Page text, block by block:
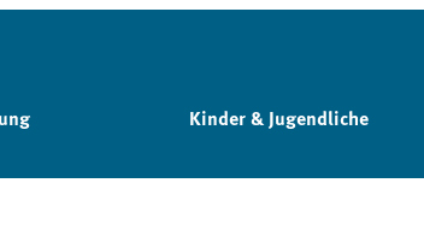
Kinder & Jugendliche